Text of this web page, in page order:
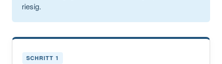
riesig.
SCHRITT 1